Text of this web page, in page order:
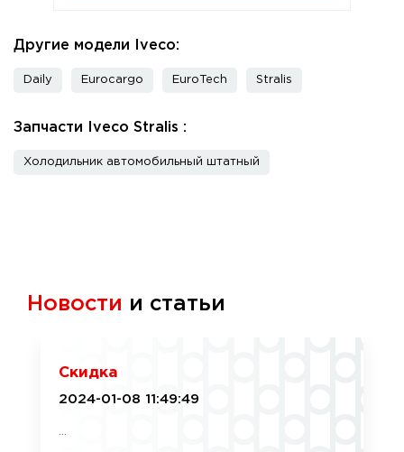
Другие модели Iveco:
Daily Eurocargo EuroTech Stralis
Запчасти Iveco Stralis :
Холодильник автомобильный штатный
Новости и статьи
Скидка
2024-01-08 11:49:49